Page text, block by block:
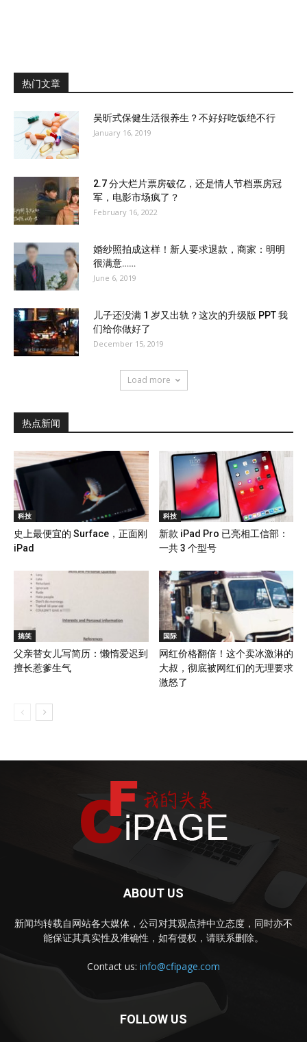
热门文章
吴昕式保健生活很养生？不好好吃饭绝不行
January 16, 2019
2.7 分大烂片票房破亿，还是情人节档票房冠
军，电影市场疯了？
February 16, 2022
婚纱照拍成这样！新人要求退款，商家：明明
很满意……
June 6, 2019
儿子还没满 1 岁又出轨？这次的升级版 PPT 我
们给你做好了
December 15, 2019
Load more
热点新闻
科技
史上最便宜的 Surface，正面刚
iPad
科技
新款 iPad Pro 已亮相工信部：
一共 3 个型号
搞笑
父亲替女儿写简历：懒惰爱迟到
擅长惹爹生气
国际
网红价格翻倍！这个卖冰激淋的
大叔，彻底被网红们的无理要求
激怒了
ABOUT US
新闻均转载自网站各大媒体，公司对其观点持中立态度，同时亦不
能保证其真实性及准确性，如有侵权，请联系删除。
Contact us: info@cfipage.com
FOLLOW US